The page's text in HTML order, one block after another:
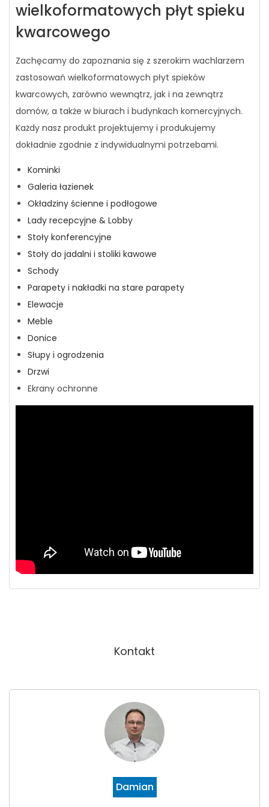
wielkoformatowych płyt spieku
kwarcowego
Zachęcamy do zapoznania się z szerokim wachlarzem
zastosowań wielkoformatowych płyt spieków
kwarcowych, zarówno wewnątrz, jak i na zewnątrz
domów, a także w biurach i budynkach komercyjnych.
Każdy nasz produkt projektujemy i produkujemy
dokładnie zgodnie z indywidualnymi potrzebami.
Kominki
Galeria łazienek
Okładziny ścienne i podłogowe
Lady recepcyjne & Lobby
Stoły konferencyjne
Stoły do jadalni i stoliki kawowe
Schody
Parapety i nakładki na stare parapety
Elewacje
Meble
Donice
Słupy i ogrodzenia
Drzwi
Ekrany ochronne
Kontakt
Damian